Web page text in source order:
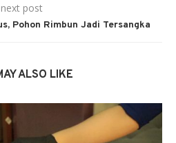
next post
Pohon Rimbun Jadi Tersangka
ALSO LIKE